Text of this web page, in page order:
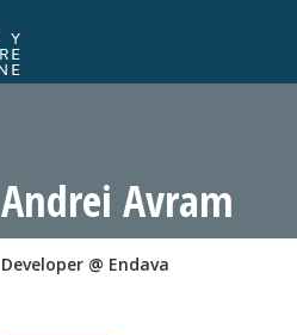
NOU
Andrei Avram
Developer @ Endava